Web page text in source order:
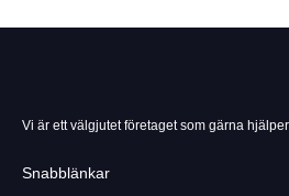
Vi är ett välgjutet företaget som gärna
Snabblänkar